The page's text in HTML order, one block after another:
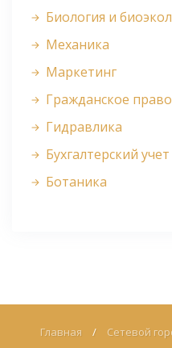
Биология и
Механика
Маркетинг
Гражданское право
Гидравлика
Бухгалтерский учет
Ботаника
Главная / Сетевой